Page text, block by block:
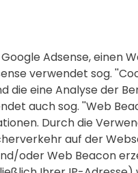
Adsense, einen
verwendet sog.
die eine Analyse der
auch sog. ''Web
Durch die
auf der
oder Web Beacon